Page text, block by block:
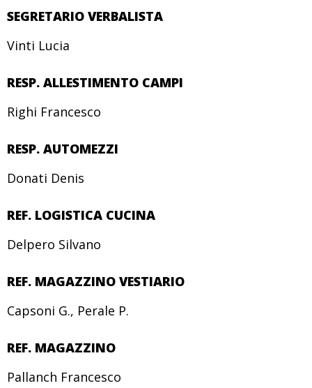
SEGRETARIO VERBALISTA
Vinti Lucia
RESP. ALLESTIMENTO CAMPI
Righi Francesco
RESP. AUTOMEZZI
Donati Denis
REF. LOGISTICA CUCINA
Delpero Silvano
REF. MAGAZZINO VESTIARIO
Capsoni G., Perale P.
REF. MAGAZZINO
Pallanch Francesco